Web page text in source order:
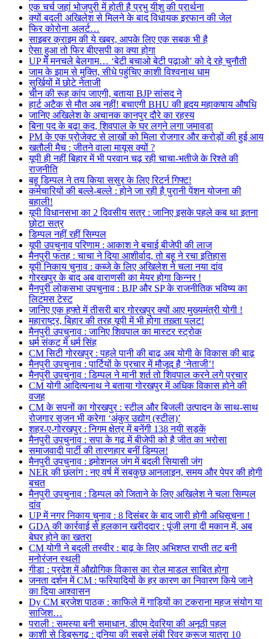
एक चर्च जहां भोजपुरी में होती है प्रभु यीशु की प्रार्थना
क्यों बदली अखिलेश से मिलने के बाद विधायक इरफान की जेल
फिर कोरोना अलर्ट…
साइबर क्राइम की ये खबर, आपके लिए एक सबक भी है
ऐसा हुआ तो फिर बीएसपी का क्या होगा
UP में मनचले बेलगाम… ‘बेटी बचाओ बेटी पढ़ाओ’ को दे रहे चुनौती
जाम के झाम से मुक्ति, सीधे पहुंचिए काशी विश्वनाथ धाम
सुर्खियों में छोटे नेताजी
चीन की रूह कांप जाएगी, बताया BJP सांसद ने
हार्ट अटैक से मौत अब नहीं! बचाएगी BHU की हृदय महाकषाय औषधि
जानिए अखिलेश के अचानक कानपुर दौरे का रहस्य
बिना पद के बढ़ा कद, शिवपाल के घर लगने लगा जमावड़ा
PM के एक प्रोजेक्ट से लाखों को मिला रोजगार और करोड़ों की हुई आय
खतौली मैच : जीतने वाला मायूस क्यों ?
यूपी ही नहीं बिहार में भी परवान चढ़ रही चाचा-भतीजे के रिश्ते की
राजनीति
बहू डिम्पल ने तय किया ससुर के लिए रिटर्न गिफ्ट!
कर्मचारियों की बल्ले-बल्ले : होने जा रही है पुरानी पेंशन योजना की
बहाली!
यूपी विधानसभा का 2 दिवसीय सत्र : जानिए इसके पहले कब था इतना
छोटा सत्र
डिम्पल नहीं रहीं सिम्पल
यूपी उपचुनाव परिणाम : आकाश ने बचाई बीजेपी की लाज
मैनपुरी फतह : चाचा ने दिया आशीर्वाद, तो बहू ने रचा इतिहास
यूपी निकाय चुनाव : कब्जे के लिए अखिलेश ने चला नया दांव
गोरखपुर के बाद अब वाराणसी का मेयर होगा किन्नर !
मैनपुरी लोकसभा उपचुनाव : BJP और SP के राजनीतिक भविष्य का
लिटमस टेस्ट
जानिए एक हफ्ते में तीसरी बार गोरखपुर क्यों आए मुख्यमंत्री योगी !
महाराष्ट्र, बिहार की तरह यूपी में भी होगा तख़्ता पलट!
मैनपुरी उपचुनाव : जानिए शिवपाल का मास्टर स्ट्रोक
धर्म संकट में धर्म सिंह
CM सिटी गोरखपुर : पहले पानी की बाढ़ अब योगी के विकास की बाढ़
मैनपुरी उपचुनाव : पार्टियों के प्रचार में मौजूद है ‘नेताजी’!
मैनपुरी उपचुनाव : डिम्पल ने मानी शर्त तो शिवपाल करने लगे प्रचार
CM योगी आदित्यनाथ ने बताया गोरखपुर में अधिक विकास होने की
वजह
CM के सपनों का गोरखपुर : स्टील और बिजली उत्पादन के साथ-साथ
रोजगार सृजन भी करेगा ‘अंकुर उद्योग (स्टील)’
शहर-ए-गोरखपुर : निगम क्षेत्र में बनेंगी 138 नयी सड़कें
मैनपुरी उपचुनाव : सपा के गढ़ में बीजेपी को है जीत का भरोसा
समाजवादी पार्टी की तारणहार बनीं डिम्पल!
मैनपुरी उपचुनाव : इमोशनल जंग में बदली सियासी जंग
NER की छलांग : नए वर्ष में सबकुछ आनलाइन, समय और पेपर की होगी
बचत
मैनपुरी उपचुनाव : डिम्पल को जिताने के लिए अखिलेश ने चला सिम्पल
दांव
UP में नगर निकाय चुनाव : 8 दिसंबर के बाद जारी होगी अधिसूचना !
GDA की कार्रवाई से हलकान खरीददार : पूंजी लगा दी मकान में, अब
बेघर होने का खतरा
CM योगी ने बदली तस्वीर : बाढ़ के लिए अभिशप्त राप्ती तट बनी
मनोरंजन स्थली
गीडा : प्रदेश में औद्योगिक विकास का रोल माडल साबित होगा
जनता दर्शन में CM : फरियादियों के हर कारण का निवारण किये जाने
का दिया आश्वासन
Dy CM ब्रजेश पाठक : काफिले में गाड़ियों का टकराना महज संयोग या
साजिश…
पराली : समस्या बनी समाधान, डीएम देवरिया की अनूठी पहल
काशी से डिब्रूगढ़ : दुनिया की सबसे लंबी रिवर क्रूज यात्रा 10